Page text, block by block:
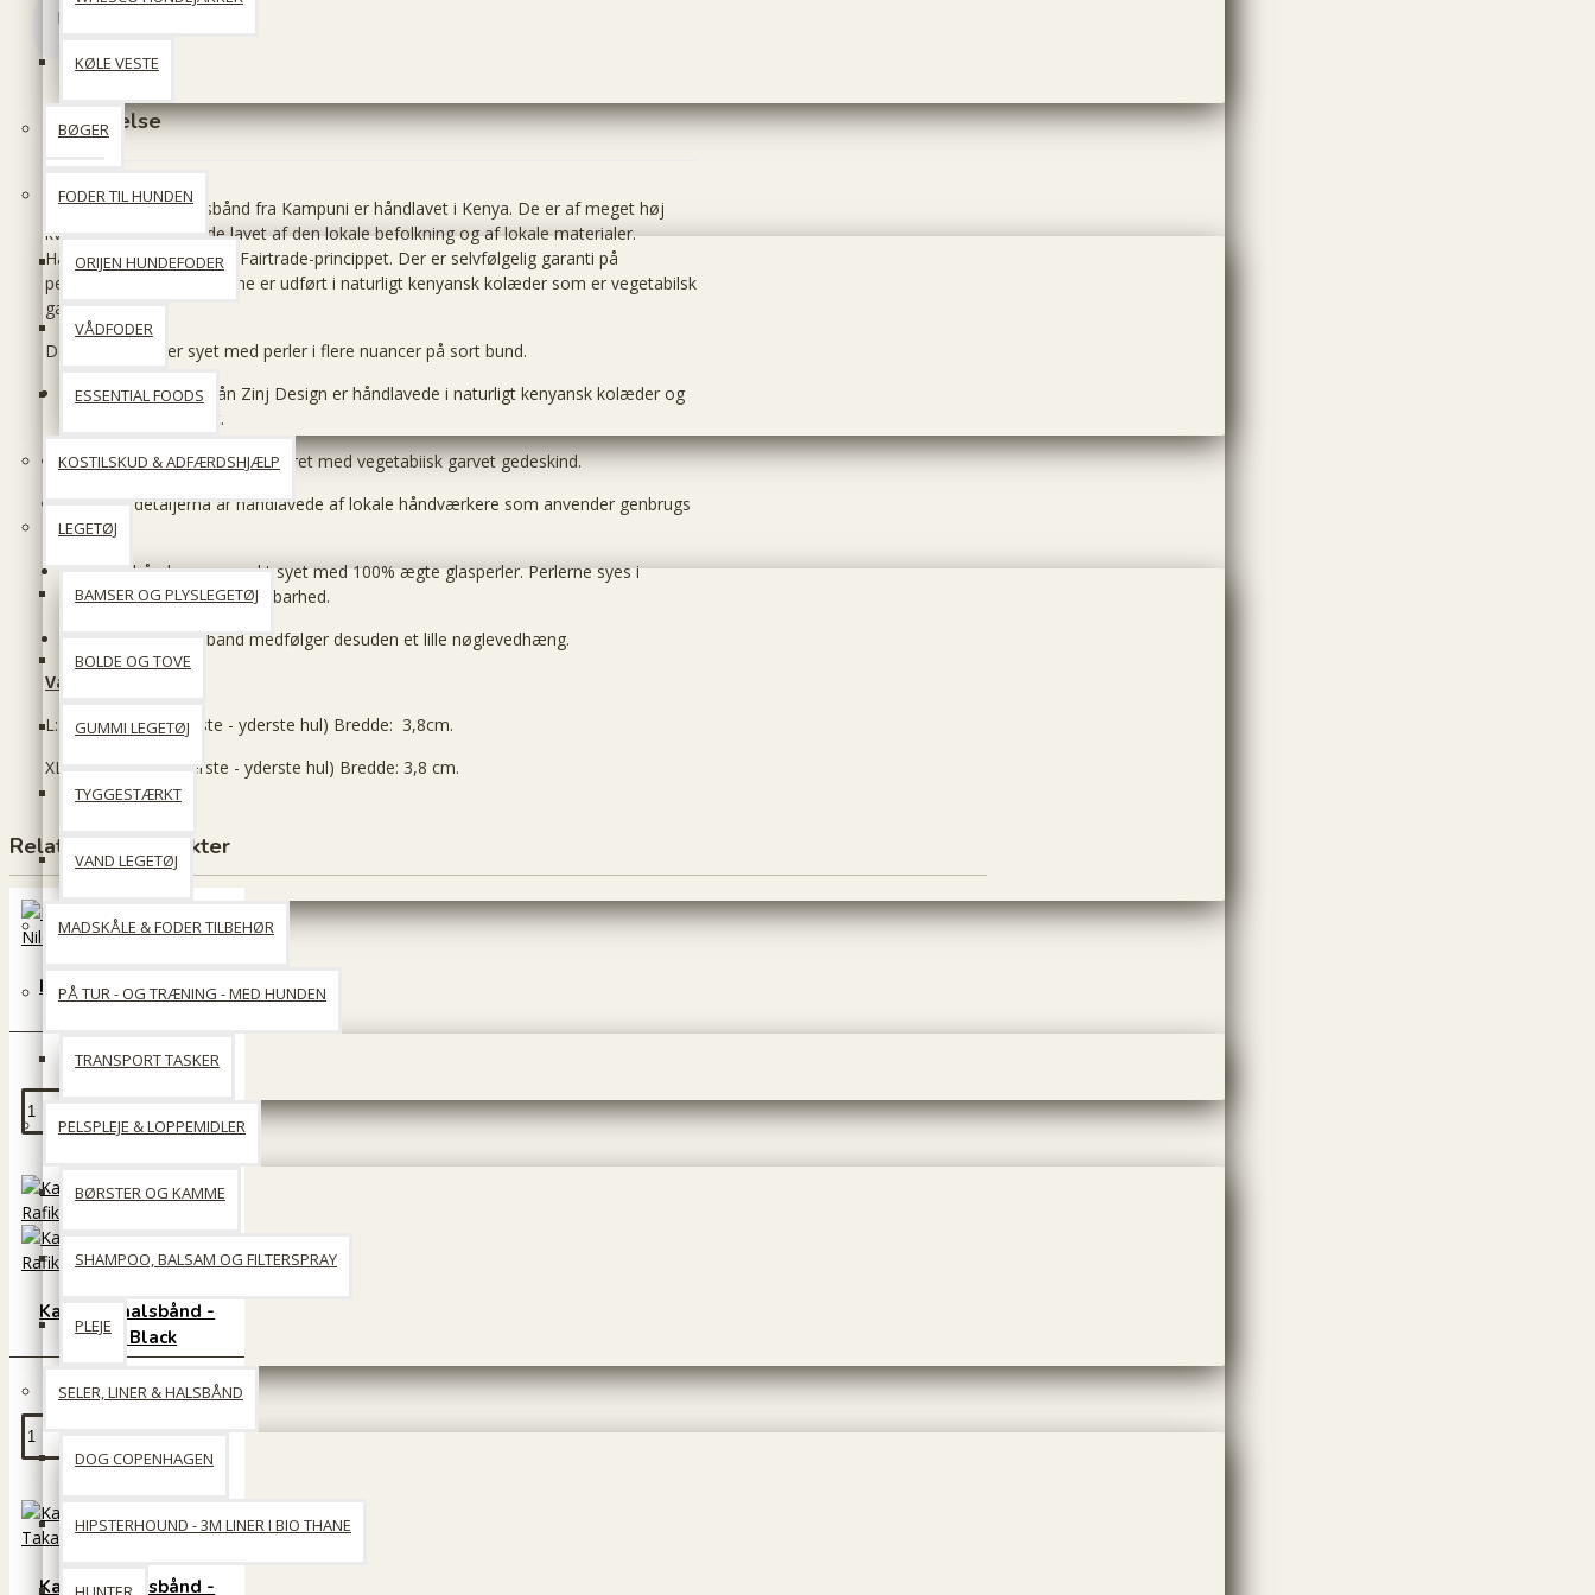
KØLE VESTE
BØGER
FODER TIL HUNDEN
ORIJEN HUNDEFODER
VÅDFODER
ESSENTIAL FOODS
KOSTILSKUD & ADFÆRDSHJÆLP
LEGETØJ
BAMSER OG PLYSLEGETØJ
BOLDE OG TOVE
GUMMI LEGETØJ
TYGGESTÆRKT
VAND LEGETØJ
MADSKÅLE & FODER TILBEHØR
PÅ TUR - OG TRÆNING - MED HUNDEN
TRANSPORT TASKER
PELSPLEJE & LOPPEMIDLER
BØRSTER OG KAMME
SHAMPOO, BALSAM OG FILTERSPRAY
PLEJE
SELER, LINER & HALSBÅND
DOG COPENHAGEN
HIPSTERHOUND - 3M LINER I BIO THANE
Beskrivelse
Disse fantastiske halsbånd fra Kampuni er håndlavet i Kenya. De er af meget høj
kvalitet og udelukkende lavet af den lokale befolkning og af lokale materialer.
Halsbåndet er lavet efter Fairtrade-princippet. Der er selvfølgelig garanti på
perlearbejdet. Halsbåndene er udført i naturligt kenyansk kolæder som er vegetabilsk
garvet.
Dette halsbånd er syet med perler i flere nuancer på sort bund.
Alle hundhalsbånd från Zinj Design er håndlavede i naturligt kenyansk kolæder og
er vegetabiisk garvet.
Indersiden af halsbåndet er foret med vegetabiisk garvet gedeskind.
Messingsdetaljerna är håndlavede af lokale håndværkere som anvender genbrugs
messing.
Hundhalsbåndene er smukt syet med 100% ægte glasperler. Perlerne syes i
hånden for ekstra lang holdbarhed.
Til hvert hundehalsbånd medfølger desuden et lille nøglevedhæng.
Vælg størrelse:
L:: 46 – 53 cm (inderste - yderste hul) Bredde: 3,8cm.
XL: 53 - 64 cm. (inderste - yderste hul) Bredde: 3,8 cm.
Relaterede produkter
Kampuni halsbånd -
249 DKK
Kampuni halsbånd -
Rafiki Black
Kampuni halsbånd -